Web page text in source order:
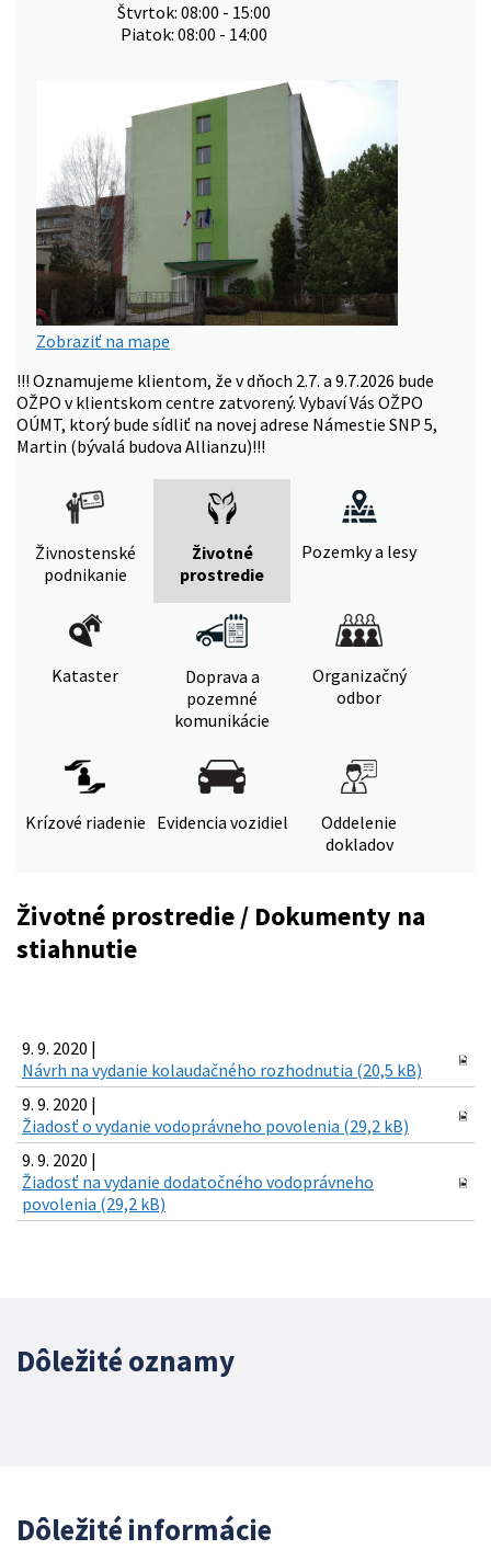
Štvrtok: 08:00 - 15:00
Piatok: 08:00 - 14:00
Zobraziť na mape
!!! Oznamujeme klientom, že v dňoch 2.7. a 9.7.2026 bude
OŽPO v klientskom centre zatvorený. Vybaví Vás OŽPO
OÚMT, ktorý bude sídliť na novej adrese Námestie SNP 5,
Martin (bývalá budova Allianzu)!!!
Živnostenské
podnikanie
Životné
prostredie
Pozemky a lesy
Kataster
Doprava a
pozemné
komunikácie
Organizačný
odbor
Krízové riadenie Evidencia vozidiel
Oddelenie
dokladov
Životné prostredie / Dokumenty na
stiahnutie
9. 9. 2020 |
Návrh na vydanie kolaudačného rozhodnutia (20,5 kB)
9. 9. 2020 |
Žiadosť o vydanie vodoprávneho povolenia (29,2 kB)
9. 9. 2020 |
Žiadosť na vydanie dodatočného vodoprávneho
povolenia (29,2 kB)
Dôležité oznamy
Dôležité informácie